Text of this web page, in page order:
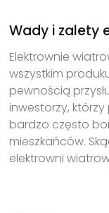
Wady i zalety
Elektrownie
wszystkim
pewnością
inwestorzy,
bardzo często
mieszkańców.
elektrowni